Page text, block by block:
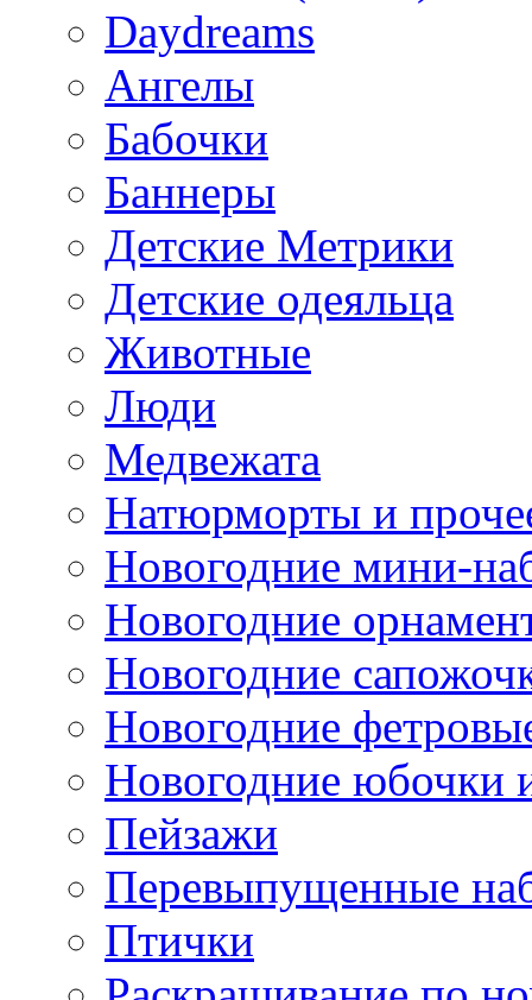
Daydreams
Ангелы
Бабочки
Баннеры
Детские Метрики
Детские одеяльца
Животные
Люди
Медвежата
Натюрморты и
Новогодние мини-
Новогодние
Новогодние
Новогодние
Новогодние юбочки
Пейзажи
Перевыпущенные
Птички